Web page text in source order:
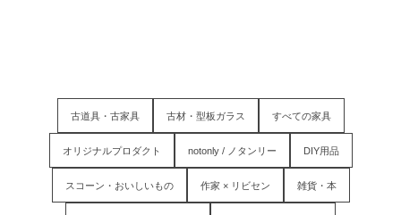
古道具・古家具 古材・型板ガラス すべての家具
オリジナルプロダクト notonly / ノタンリー DIY用品
スコーン・おいしいもの 作家 × リビセン 雑貨・本